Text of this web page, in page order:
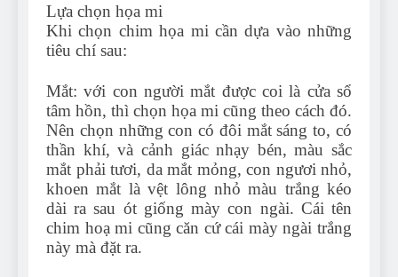
Lựa chọn họa mi
Khi chọn chim họa mi cần dựa vào những
tiêu chí sau:
Mắt: với con người mắt được coi là cửa sổ
tâm hồn, thì chọn họa mi cũng theo cách đó.
Nên chọn những con có đôi mắt sáng to, có
thần khí, và cảnh giác nhạy bén, màu sắc
mắt phải tươi, da mắt mỏng, con ngươi nhỏ,
khoen mắt là vệt lông nhỏ màu trắng kéo
dài ra sau ót giống mày con ngài. Cái tên
chim hoạ mi cũng căn cứ cái mày ngài trắng
này mà đặt ra.